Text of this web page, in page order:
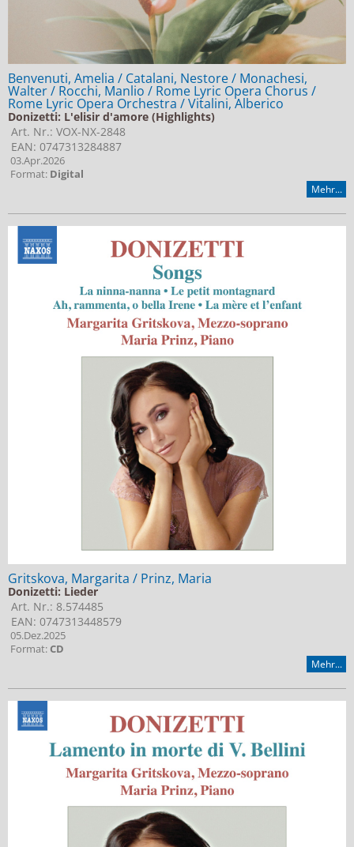
Benvenuti, Amelia / Catalani, Nestore / Monachesi,
Walter / Rocchi, Manlio / Rome Lyric Opera Chorus /
Rome Lyric Opera Orchestra / Vitalini, Alberico
Donizetti: L'elisir d'amore (Highlights)
Art. Nr.: VOX-NX-2848
EAN: 0747313284887
03.Apr.2026
Format: Digital
Mehr...
Gritskova, Margarita / Prinz, Maria
Donizetti: Lieder
Art. Nr.: 8.574485
EAN: 0747313448579
05.Dez.2025
Format:CD
Mehr...